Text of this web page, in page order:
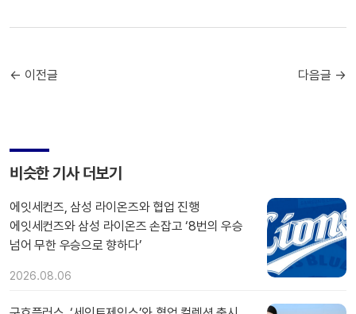
← 이전글 다음글 →
비슷한 기사 더보기
에잇세컨즈, 삼성 라이온즈와 협업 진행
에잇세컨즈와 삼성 라이온즈 손잡고 ‘8번의 우승
넘어 무한 우승으로 향하다’
2026.08.06